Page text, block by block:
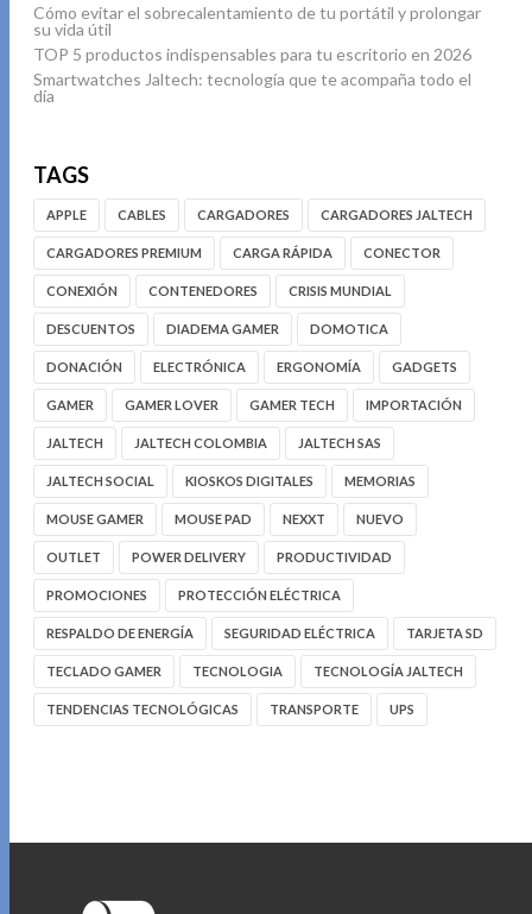
Cómo evitar el sobrecalentamiento de tu portátil y prolongar
su vida útil
TOP 5 productos indispensables para tu escritorio en 2026
Smartwatches Jaltech: tecnología que te acompaña todo el
día
TAGS
APPLE CABLES CARGADORES CARGADORES JALTECH
CARGADORES PREMIUM CARGA RÁPIDA CONECTOR
CONEXIÓN CONTENEDORES CRISIS MUNDIAL
DESCUENTOS DIADEMA GAMER DOMOTICA
DONACIÓN ELECTRÓNICA ERGONOMÍA GADGETS
GAMER GAMER LOVER GAMER TECH IMPORTACIÓN
JALTECH JALTECH COLOMBIA JALTECH SAS
JALTECH SOCIAL KIOSKOS DIGITALES MEMORIAS
MOUSE GAMER MOUSE PAD NEXXT NUEVO
OUTLET POWER DELIVERY PRODUCTIVIDAD
PROMOCIONES PROTECCIÓN ELÉCTRICA
RESPALDO DE ENERGÍA SEGURIDAD ELÉCTRICA TARJETA SD
TECLADO GAMER TECNOLOGIA TECNOLOGÍA JALTECH
TENDENCIAS TECNOLÓGICAS TRANSPORTE UPS